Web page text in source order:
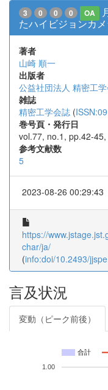
3 0 0 0 OA
たハイビジョンカ
著者
山崎 順一
出版者
公益社団法人 精密工
雑誌
精密工学会誌 (
巻号頁・発行日
vol.77, no.1, pp.42-
参考文献数
5
2023-08-26 00:29:43
https://
char/ja/
(info:doi/10.2493/
言及状況
変動（ピーク前後）
合計
1.00